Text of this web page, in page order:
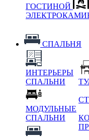
ГОСТИНОЙ
СПАЛЬНЯ
ИНТЕРЬЕРЫ
СПАЛЬНИ
МОДУЛЬНЫЕ
СПАЛЬНИ